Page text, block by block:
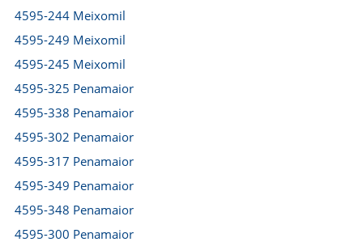
4595-244 Meixomil
4595-249 Meixomil
4595-245 Meixomil
4595-325 Penamaior
4595-338 Penamaior
4595-302 Penamaior
4595-317 Penamaior
4595-349 Penamaior
4595-348 Penamaior
4595-300 Penamaior